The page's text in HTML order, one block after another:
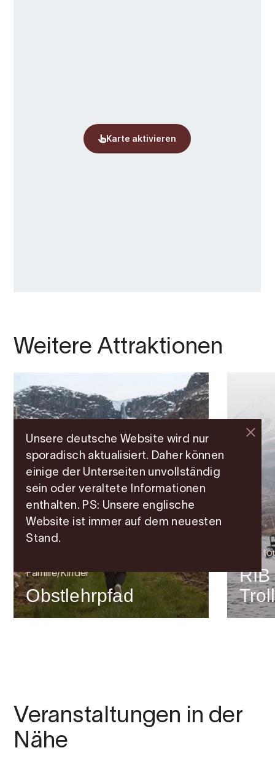
Weitere Attraktionen
Familie/Kinder
Obstlehrpfad
RIB
Veranstaltungen in der
Nähe
Unsere deutsche Website wird nur
sporadisch aktualisiert. Daher können
einige der Unterseiten unvollständig
sein oder veraltete Informationen
enthalten. PS: Unsere englische
Website ist immer auf dem neuesten
Stand.